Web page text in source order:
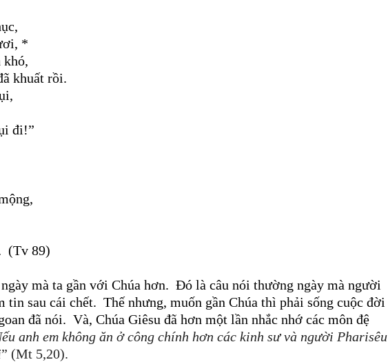
*
khó,
khuất rồi.
đi!”
(Tv 89)
mà ta gần với Chúa hơn. Đó là câu nói thường ngày mà người
tin sau cái chết. Thế nhưng, muốn gần Chúa thì phải sống cuộc đời
đã nói. Và, Chúa Giêsu đã hơn một lần nhắc nhớ các môn đệ
anh em không ăn ở công chính hơn các kinh sư và người Pharisêu
” (Mt 5,20).